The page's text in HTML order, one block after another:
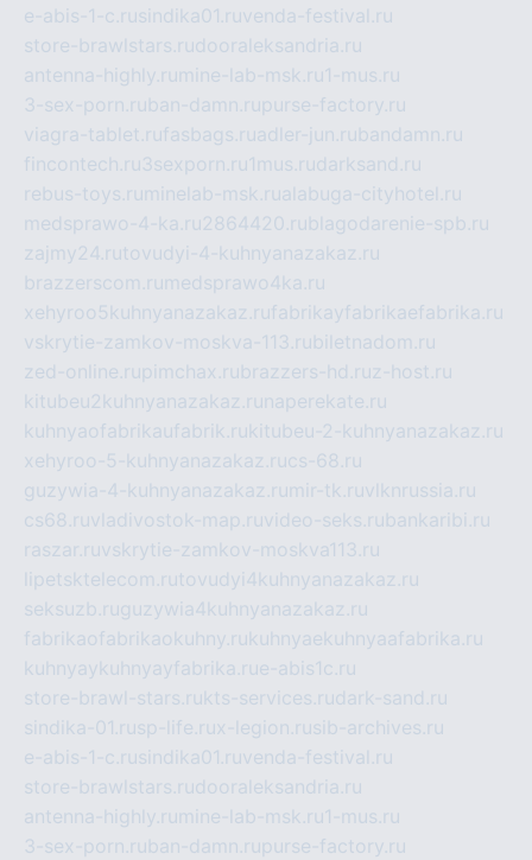
e-abis-1-c.rusindika01.ruvenda-festival.ru
store-brawlstars.rudooraleksandria.ru
antenna-highly.ru mine-lab-msk.ru1-mus.ru
3-sex-porn.ruban-damn.rupurse-factory.ru
viagra-tablet.rufasbags.ruadler-jun.rubandamn.ru
fincontech.ru3sexporn.ru1mus.rudarksand.ru
rebus-toys.ru minelab-msk.rualabuga-cityhotel.ru
medsprawo-4-ka.ru2864420.rublagodarenie-spb.ru
zajmy24.rutovudyi-4-kuhnyanazakaz.ru
brazzerscom.ru medsprawo4ka.ru
xehyroo5kuhnyanazakaz.rufabrikayfabrikaefabrika.ru
vskrytie-zamkov-moskva-113.rubiletnadom.ru
zed-online.rupimchax.rubrazzers-hd.ruz-host.ru
kitubeu2kuhnyanazakaz.ru naperekate.ru
kuhnyaofabrikaufabrik.rukitubeu-2-kuhnyanazakaz.ru
xehyroo-5-kuhnyanazakaz.rucs-68.ru
guzywia-4-kuhnyanazakaz.ru mir-tk.ruvlknrussia.ru
cs68.ruvladivostok-map.ruvideo-seks.rubankaribi.ru
raszar.ruvskrytie-zamkov-moskva113.ru
lipetsktelecom.rutovudyi4kuhnyanazakaz.ru
seksuzb.ruguzywia4kuhnyanazakaz.ru
fabrikaofabrikaokuhny.rukuhnyaekuhnyaafabrika.ru
kuhnyaykuhnyayfabrika.rue-abis1c.ru
store-brawl-stars.rukts-services.rudark-sand.ru
sindika-01.rusp-life.rux-legion.rusib-archives.ru
e-abis-1-c.rusindika01.ruvenda-festival.ru
store-brawlstars.rudooraleksandria.ru
antenna-highly.ru mine-lab-msk.ru1-mus.ru
3-sex-porn.ruban-damn.rupurse-factory.ru